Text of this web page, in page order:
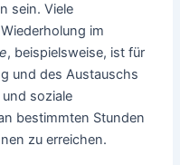
sein. Viele
im
, beispielsweise, ist für
und des Austauschs
soziale
bestimmten Stunden
zu erreichen.